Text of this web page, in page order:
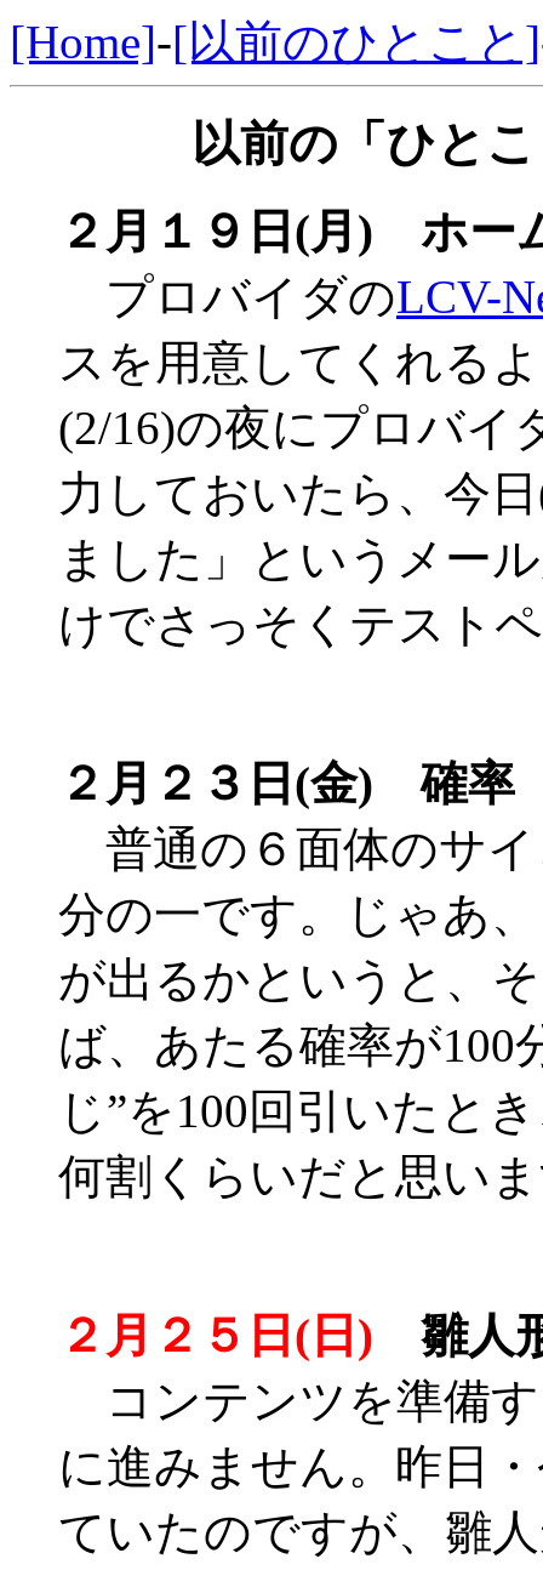
[Home]-[以前のひとこと]
以前の「ひと
２月１９日(月) ホー
プロバイダのLCV-
スを用意してくれる
(2/16)の夜にプロバイ
力しておいたら、今
ました」というメー
けでさっそくテスト
２月２３日(金) 確率
普通の６面体のサ
分の一です。じゃあ
が出るかというと、
ば、あたる確率が100
じ”を100回引いたと
何割くらいだと思い
２月２５日(日) 雛人
コンテンツを準備
に進みません。昨日
ていたのですが、雛